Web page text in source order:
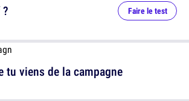
Faire le test
tu viens de la campagne